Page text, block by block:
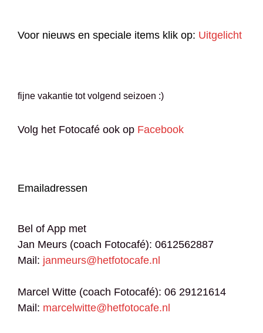
Voor nieuws en speciale items klik op: Uitgelicht
fijne vakantie tot volgend seizoen :)
Volg het Fotocafé ook op Facebook
Emailadressen
Bel of App met
Jan Meurs (coach Fotocafé): 0612562887
Mail: janmeurs@hetfotocafe.nl
Marcel Witte (coach Fotocafé): 06 29121614
Mail: marcelwitte@hetfotocafe.nl